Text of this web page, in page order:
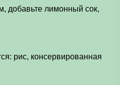
добавьте лимонный сок,
рис, консервированная